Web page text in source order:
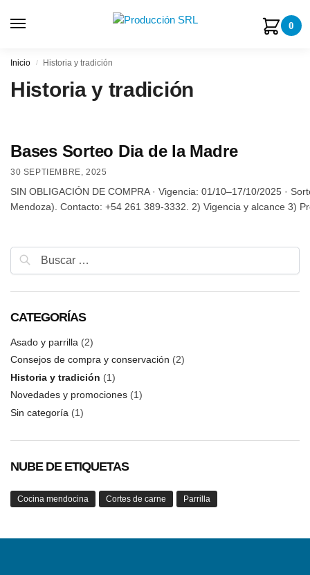
0
Inicio / Historia y tradición
Historia y tradición
Bases Sorteo Dia de la Madre
30 SEPTIEMBRE, 2025
SIN OBLIGACIÓN DE COMPRA · Vigencia: 01/10–17/10/2025 ·
Mendoza). Contacto: +54 261 389-3332. 2) Vigencia y alcance 3)
CATEGORÍAS
Asado y parrilla (2)
Consejos de compra y conservación (2)
Historia y tradición (1)
Novedades y promociones (1)
Sin categoría (1)
NUBE DE ETIQUETAS
Cocina mendocina Cortes de carne Parrilla